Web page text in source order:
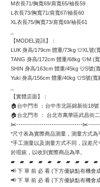
M衣長71/胸寬69/肩寬65/袖長59
L衣長73/胸寬71/肩寬67/袖長60
XL衣長75/胸寬73/肩寬69/袖長61
【MODEL資訊】：
LUK 身高/179cm 體重/73kg 👕XL號(
TANG 身高/172cm 體重/68kg 👕M (寬
SHIN 身高/163cm 體重/45kg 👕S號(
Yuki 身高/156cm 體重/40kg 👕S號(寬
【實體店面】：
🏠台中門市 ：台中市北區錦新街18號
🏠台北門市 ： 台北市萬華區武昌街
✂️----------------------------------
*尺寸表為實際商品測量，測量方式為
*手工測量以及測量方式不同，誤差
於瑕疵，以收到實際商品為準。
▰　▰　▰　▰　▰　▰　▰　▰　▰　▰
📢 下 單 前 必 看 (下方優缺點有機會
📢 下 單 前 必 看 (下方優缺點有機會